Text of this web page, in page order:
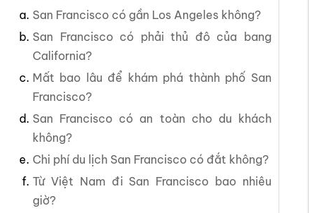
San Francisco có gần Los Angeles không?
San Francisco có phải thủ đô của bang
California?
Mất bao lâu để khám phá thành phố San
Francisco?
San Francisco có an toàn cho du khách
không?
Chi phí du lịch San Francisco có đắt không?
Từ Việt Nam đi San Francisco bao nhiêu
giờ?